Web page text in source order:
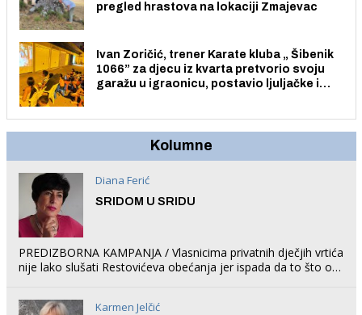
pregled hrastova na lokaciji Zmajevac
Ivan Zoričić, trener Karate kluba „ Šibenik
1066” za djecu iz kvarta pretvorio svoju
garažu u igraonicu, postavio ljuljačke i
Kolumne
Diana Ferić
SRIDOM U SRIDU
PREDIZBORNA KAMPANJA / Vlasnicima privatnih dječjih vrtića
nije lako slušati Restovićeva obećanja jer ispada da to što oni
Karmen Jelčić